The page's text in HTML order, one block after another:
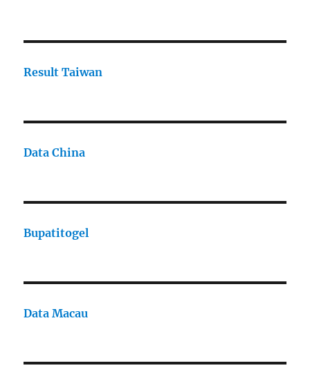
Result Taiwan
Data China
Bupatitogel
Data Macau